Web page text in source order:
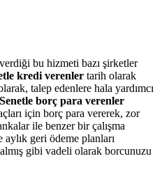
bu hizmeti bazı şirketler
kredi verenler tarih olarak
talep edenlere hala yardımcı
Senetle borç para verenler
için borç para vererek, zor
ile benzer bir çalışma
geri ödeme planları
gibi vadeli olarak borcunuzu